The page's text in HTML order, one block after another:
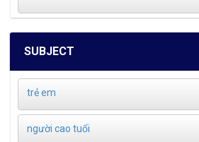
SUBJECT
trẻ em
người cao tuổi